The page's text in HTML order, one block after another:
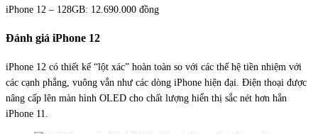
iPhone 12 – 128GB: 12.690.000 đồng
Đánh giá iPhone 12
iPhone 12 có thiết kế “lột xác” hoàn toàn so với các thế hệ tiền nhiệm với
các cạnh phẳng, vuông vắn như các dòng iPhone hiện đại. Điện thoại được
nâng cấp lên màn hình OLED cho chất lượng hiển thị sắc nét hơn hẳn
iPhone 11.